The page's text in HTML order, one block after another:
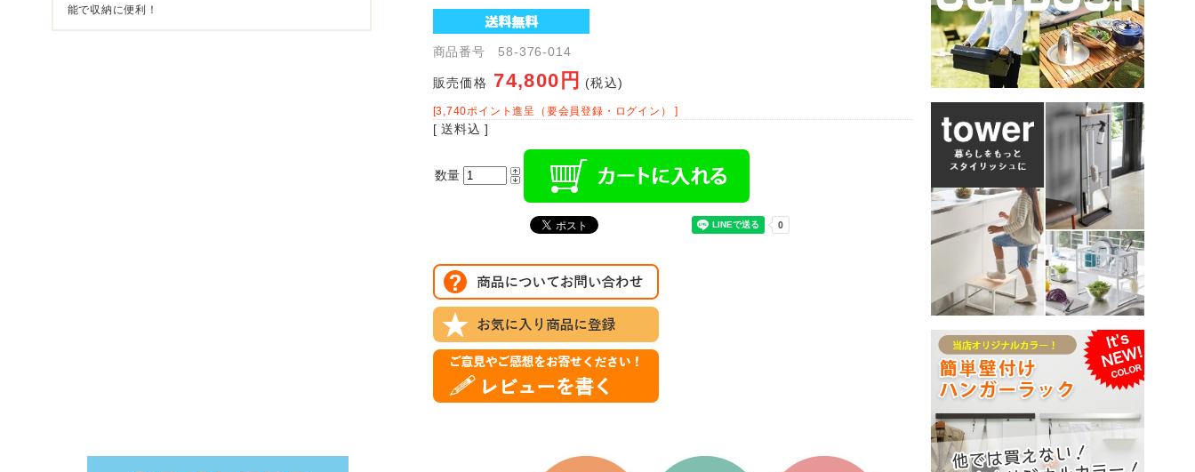
能で収納に便利！
商品番号 58-376-014
販売価格 74,800円 (税込)
[3,740ポイント進呈（要会員登録・ログイン） ]
[ 送料込 ]
数量